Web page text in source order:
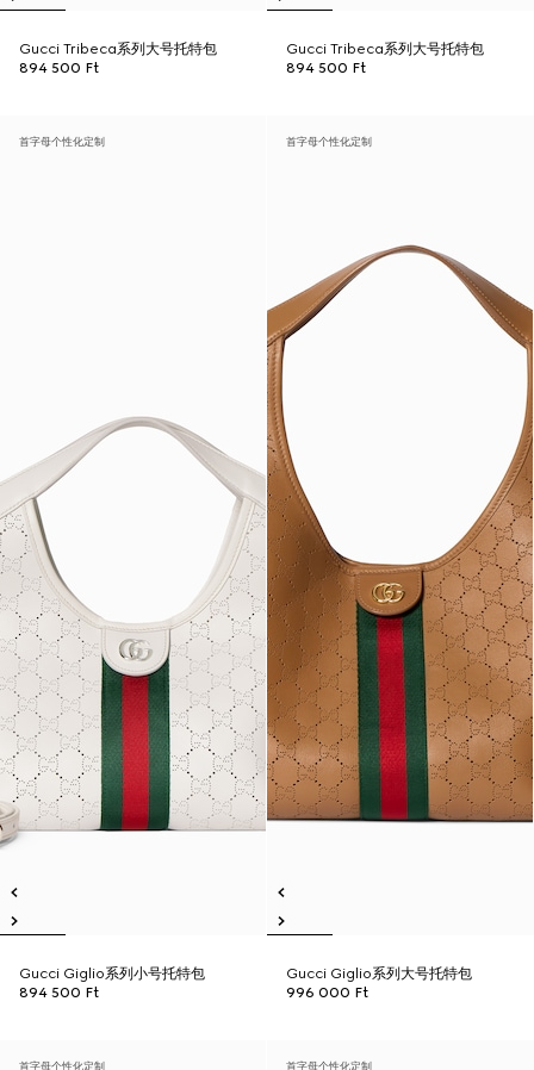
Gucci Tribeca系列大号托特包
894 500 Ft
Gucci Tribeca系列大号托特包
894 500 Ft
首字母个性化定制
Gucci Giglio系列小号托特包
894 500 Ft
首字母个性化定制
Gucci Giglio系列大号托特包
996 000 Ft
首字母个性化定制 首字母个性化定制